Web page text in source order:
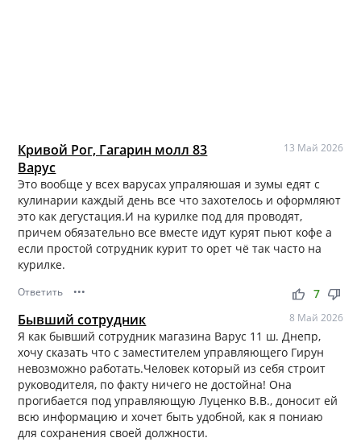
Кривой Рог, Гагарин молл 83
Варус
13 Май 2026
Это вообще у всех варусах упраляюшая и зумы едят с
кулинарии каждый день все что захотелось и оформляют
это как дегустация.И на курилке под для проводят,
причем обязательно все вместе идут курят пьют кофе а
если простой сотрудник курит то орет чё так часто на
курилке.
Ответить ••• thumb_up thumb_down
7
Бывший сотрудник 8 Май 2026
Я как бывший сотрудник магазина Варус 11 ш. Днепр,
хочу сказать что с заместителем управляющего Гирун
невозможно работать.Человек который из себя строит
руководителя, по факту ничего не достойна! Она
прогибается под управляющую Луценко В.В., доносит ей
всю информацию и хочет быть удобной, как я пониаю
для сохранения своей должности.